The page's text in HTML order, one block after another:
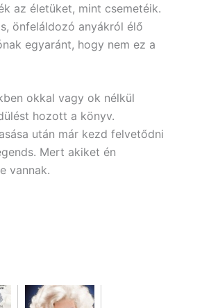
az életüket, mint csemetéik.
önfeláldozó anyákról élő
egyaránt, hogy nem ez a
okkal vagy ok nélkül
hozott a könyv.
után már kezd felvetődni
Mert akiket én
vannak.